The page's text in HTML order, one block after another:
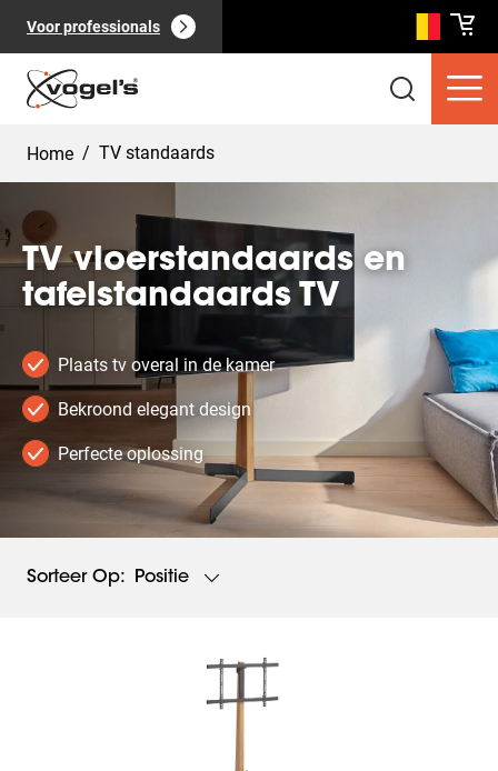
Voor professionals
Consumentenproducten (0):
Pagina's(0): Bekijk alles
Home / TV standaards
TV vloerstandaards en
tafelstandaards TV
Plaats tv overal in de kamer
Bekroond elegant design
Perfecte oplossing
Sorteer Op: Positie